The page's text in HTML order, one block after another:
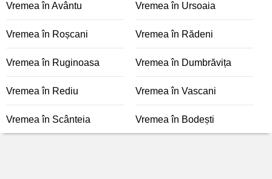
Vremea în Avântu Vremea în Ursoaia
Vremea în Roșcani Vremea în Rădeni
Vremea în Ruginoasa Vremea în Dumbrăvița
Vremea în Rediu Vremea în Vascani
Vremea în Scânteia Vremea în Bodești